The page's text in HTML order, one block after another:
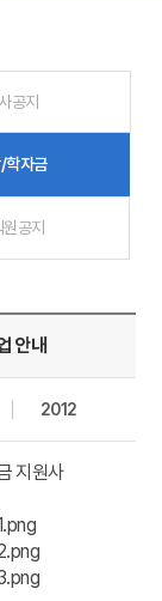
공지
학자금
공지
안내
2012
지원사